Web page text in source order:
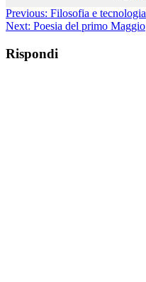
Previous: Filosofia e tecnologia
Next: Poesia del primo Maggio
Rispondi